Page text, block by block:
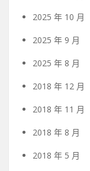
2025 年 10 月
2025 年 9 月
2025 年 8 月
2018 年 12 月
2018 年 11 月
2018 年 8 月
2018 年 5 月